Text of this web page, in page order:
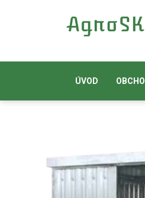
ÚVOD